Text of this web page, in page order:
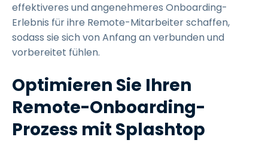
effektiveres und angenehmeres Onboarding-
Erlebnis für ihre Remote-Mitarbeiter schaffen,
sodass sie sich von Anfang an verbunden und
vorbereitet fühlen.
Optimieren Sie Ihren
Remote-Onboarding-
Prozess mit Splashtop